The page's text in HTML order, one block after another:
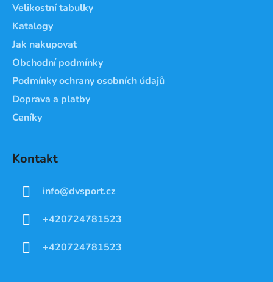
Velikostní tabulky
Katalogy
Jak nakupovat
Obchodní podmínky
Podmínky ochrany osobních údajů
Doprava a platby
Ceníky
Kontakt
info@dvsport.cz
+420724781523
+420724781523